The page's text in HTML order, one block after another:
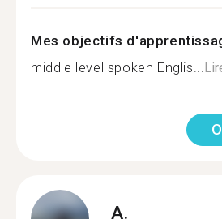
Mes objectifs
middle level spoken Englis...
A.